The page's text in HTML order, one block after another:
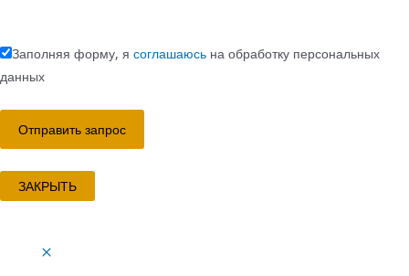
Заполняя форму, я соглашаюсь на обработку персональных
данных
ЗАКРЫТЬ